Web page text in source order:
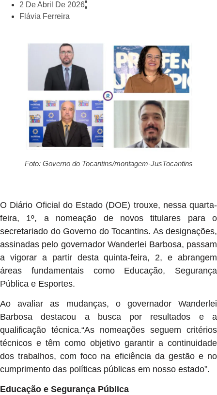
2 De Abril De 2026
Flávia Ferreira
Foto: Governo do Tocantins/montagem-JusTocantins
O Diário Oficial do Estado (DOE) trouxe, nessa quarta-
feira, 1º, a nomeação de novos titulares para o
secretariado do Governo do Tocantins. As designações,
assinadas pelo governador Wanderlei Barbosa, passam
a vigorar a partir desta quinta-feira, 2, e abrangem
áreas fundamentais como Educação, Segurança
Pública e Esportes.
Ao avaliar as mudanças, o governador Wanderlei
Barbosa destacou a busca por resultados e a
qualificação técnica.“As nomeações seguem critérios
técnicos e têm como objetivo garantir a continuidade
dos trabalhos, com foco na eficiência da gestão e no
cumprimento das políticas públicas em nosso estado”.
Educação e Segurança Pública